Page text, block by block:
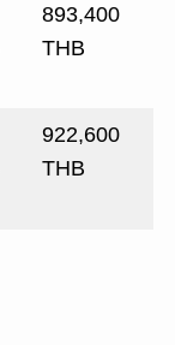
893,400
THB
922,600
THB